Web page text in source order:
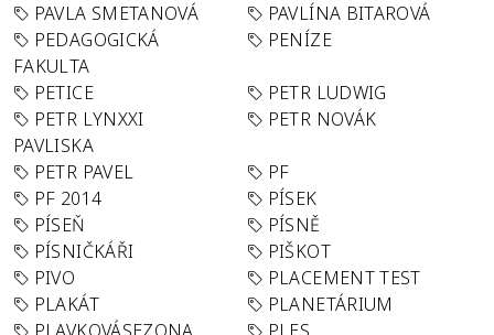
PAVLA SMETANOVÁ
PAVLÍNA BITAROVÁ
PEDAGOGICKÁ
FAKULTA
PENÍZE
PETICE
PETR LUDWIG
PETR LYNXXI
PAVLISKA
PETR NOVÁK
PETR PAVEL
PF
PF 2014
PÍSEK
PÍSEŇ
PÍSNĚ
PÍSNIČKÁŘI
PIŠKOT
PIVO
PLACEMENT TEST
PLAKÁT
PLANETÁRIUM